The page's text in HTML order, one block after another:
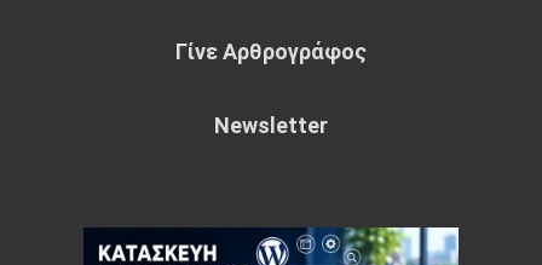
Γίνε Αρθρογράφος
Newsletter